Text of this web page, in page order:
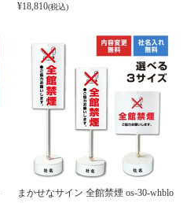
¥18,810(税込)
まかせなサイン 全館禁煙 os-30-whblo